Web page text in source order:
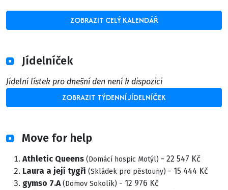
ZOBRAZIT CELÝ KALENDÁŘ
Jídelníček
Jídelní lístek pro dnešní den není k dispozici
ZOBRAZIT TÝDENNÍ JÍDELNÍČEK
Move for help
Athletic Queens (Domácí hospic Motýl) - 22 547 Kč
Laura a její tygři (Skládek pro pěstouny) - 15 444 Kč
gymso 7.A (Domov Sokolík) - 12 976 Kč